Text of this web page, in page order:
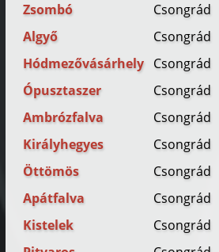
Zsombó
Csongrád
Algyő
Csongrád
Hódmezővásárhely Csongrád
Ópusztaszer
Csongrád
Ambrózfalva
Csongrád
Királyhegyes
Csongrád
Öttömös
Csongrád
Apátfalva
Csongrád
Kistelek
Csongrád